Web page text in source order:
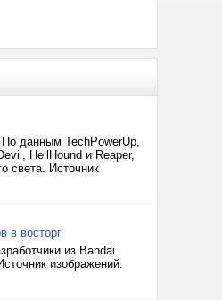
По данным TechPowerUp,
HellHound и Reaper,
света. Источник
в восторг
из Bandai
изображений: